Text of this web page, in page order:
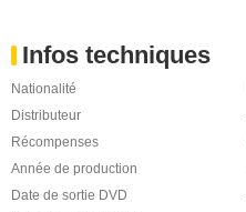
Infos techniques
Nationalité
Distributeur
Récompenses
Année de production
Date de sortie DVD